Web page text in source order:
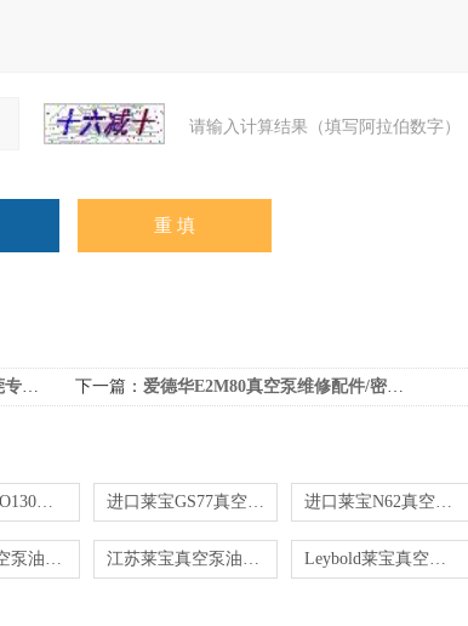
请输入计算结果（填写阿拉伯数字）
家 下一篇： 爱德华E2M80真空泵维修配件/密封套件
原装莱宝LVO130真空泵油* 进口莱宝GS77真空泵油包邮 进口莱宝N62真空泵油现货包邮
广州莱宝真空泵油LVO100原装5L 江苏莱宝真空泵油130-包邮 Leybold莱宝真空泵油LOV108/5L